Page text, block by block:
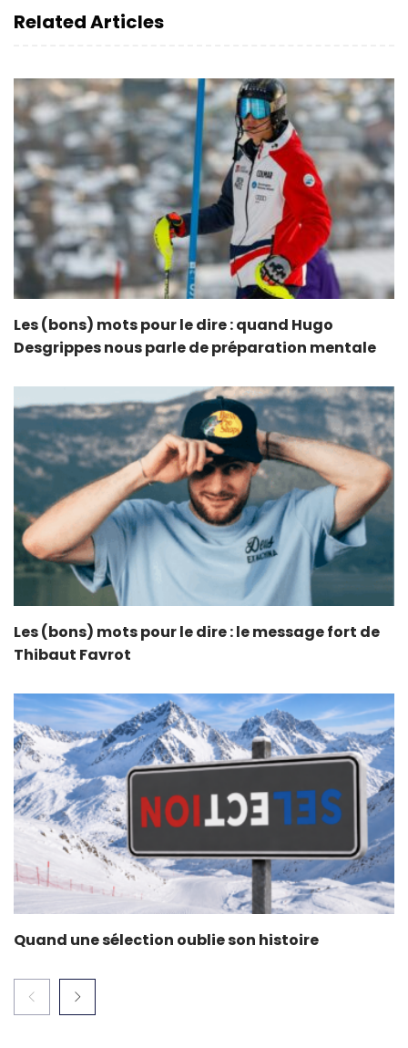
Related Articles
Les (bons) mots pour le dire : quand Hugo
Desgrippes nous parle de préparation mentale
Les (bons) mots pour le dire : le message fort de
Thibaut Favrot
Quand une sélection oublie son histoire